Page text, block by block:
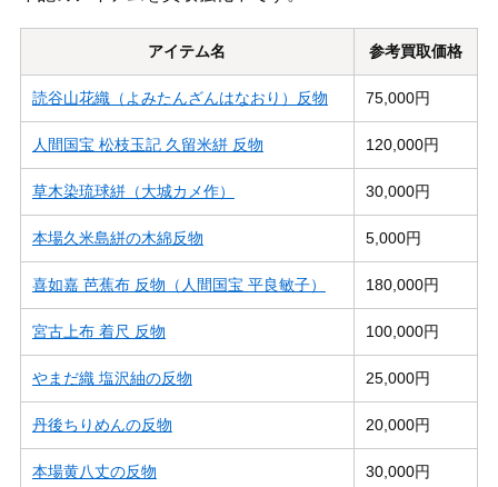
アイテム名 参考買取価格
読谷山花織（よみたんざんはなおり）反物 75,000円
人間国宝 松枝玉記 久留米絣 反物 120,000円
草木染琉球絣（大城カメ作） 30,000円
本場久米島絣の木綿反物 5,000円
喜如嘉 芭蕉布 反物（人間国宝 平良敏子） 180,000円
宮古上布 着尺 反物 100,000円
やまだ織 塩沢紬の反物 25,000円
丹後ちりめんの反物 20,000円
本場黄八丈の反物 30,000円